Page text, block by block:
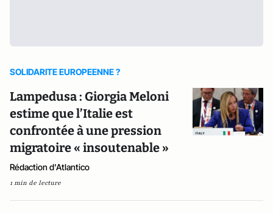
SOLIDARITE EUROPEENNE ?
Lampedusa : Giorgia Meloni
estime que l’Italie est
confrontée à une pression
migratoire « insoutenable »
Rédaction d'Atlantico
1 min de lecture